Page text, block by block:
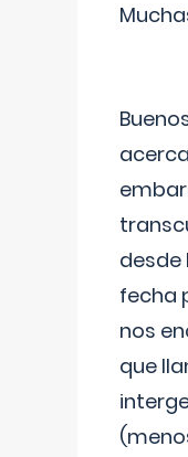
desde
fecha
nos
que